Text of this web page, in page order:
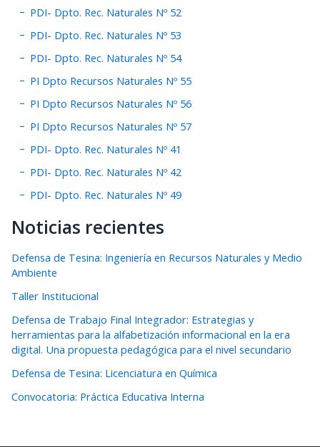
PDI- Dpto. Rec. Naturales Nº 52
PDI- Dpto. Rec. Naturales Nº 53
PDI- Dpto. Rec. Naturales Nº 54
PI Dpto Recursos Naturales Nº 55
PI Dpto Recursos Naturales Nº 56
PI Dpto Recursos Naturales Nº 57
PDI- Dpto. Rec. Naturales Nº 41
PDI- Dpto. Rec. Naturales Nº 42
PDI- Dpto. Rec. Naturales Nº 49
Noticias recientes
Defensa de Tesina: Ingeniería en Recursos Naturales y Medio
Ambiente
Taller Institucional
Defensa de Trabajo Final Integrador: Estrategias y
herramientas para la alfabetización informacional en la era
digital. Una propuesta pedagógica para el nivel secundario
Defensa de Tesina: Licenciatura en Química
Convocatoria: Práctica Educativa Interna